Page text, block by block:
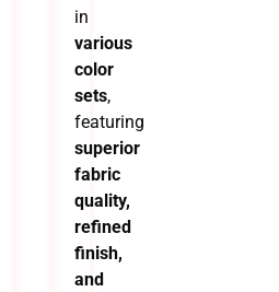
in
various
color
sets,
featuring
superior
fabric
quality,
refined
finish,
and